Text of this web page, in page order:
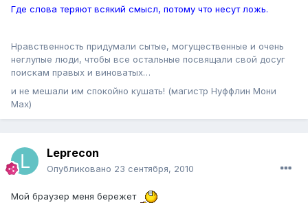
Где слова теряют всякий смысл, потому что несут ложь.
Нравственность придумали сытые, могущественные и очень
неглупые люди, чтобы все остальные посвящали свой досуг
поискам правых и виноватых…
и не мешали им спокойно кушать! (магистр Нуффлин Мони
Мах)
Leprecon
Опубликовано 23 сентября, 2010
Мой браузер меня бережет